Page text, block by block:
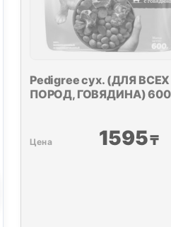
Pedigree сух. (ДЛЯ ВСЕХ
ПОРОД, ГОВЯДИНА)
1595₸